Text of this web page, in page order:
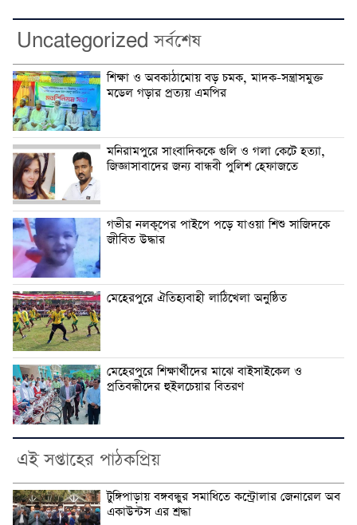
Uncategorized সর্বশেষ
শিক্ষা ও অবকাঠামোয় বড় চমক, মাদক-সন্ত্রাসমুক্ত
মডেল গড়ার প্রত্যয় এমপির
মনিরামপুরে সাংবাদিককে গুলি ও গলা কেটে হত্যা,
জিজ্ঞাসাবাদের জন্য বান্ধবী পুলিশ হেফাজতে
গভীর নলকূপের পাইপে পড়ে যাওয়া শিশু সাজিদকে
জীবিত উদ্ধার
মেহেরপুরে ঐতিহ্যবাহী লাঠিখেলা অনুষ্ঠিত
মেহেরপুরে শিক্ষার্থীদের মাঝে বাইসাইকেল ও
প্রতিবন্ধীদের হুইলচেয়ার বিতরণ
এই সপ্তাহের পাঠকপ্রিয়
টুঙ্গিপাড়ায় বঙ্গবন্ধুর সমাধিতে কন্ট্রোলার জেনারেল অব
একাউন্টস এর শ্রদ্ধা